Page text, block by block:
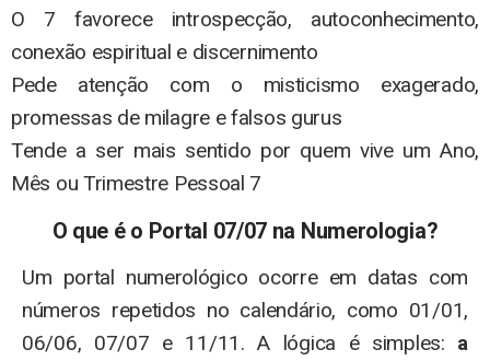
O 7 favorece introspecção, autoconhecimento,
conexão espiritual e discernimento
Pede atenção com o misticismo exagerado,
promessas de milagre e falsos gurus
Tende a ser mais sentido por quem vive um Ano,
Mês ou Trimestre Pessoal 7
O que é o Portal 07/07 na Numerologia?
Um portal numerológico ocorre em datas com
números repetidos no calendário, como 01/01,
06/06, 07/07 e 11/11. A lógica é simples: a